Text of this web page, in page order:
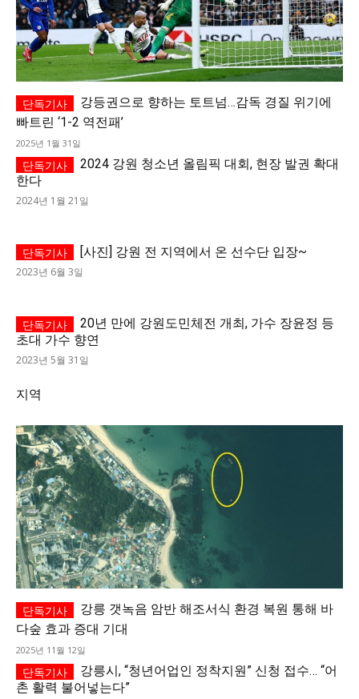
강등권으로 향하는 토트넘…감독 경질 위기에
빠트린 ‘1-2 역전패’
2025년 1월 31일
2024 강원 청소년 올림픽 대회, 현장 발권 확대
한다
2024년 1월 21일
[사진] 강원 전 지역에서 온 선수단 입장~
2023년 6월 3일
20년 만에 강원도민체전 개최, 가수 장윤정 등
초대 가수 향연
2023년 5월 31일
지역
강릉 갯녹음 암반 해조서식 환경 복원 통해 바
다숲 효과 증대 기대
2025년 11월 12일
강릉시, “청년어업인 정착지원” 신청 접수… “어
촌 활력 불어넣는다”